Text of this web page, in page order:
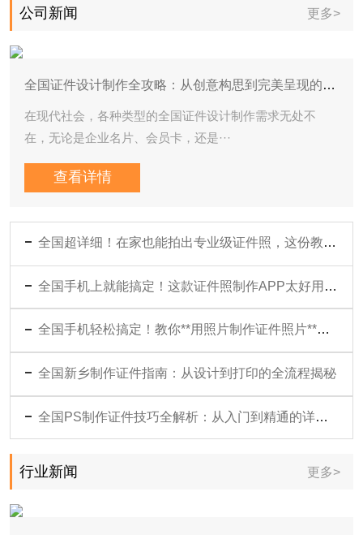
公司新闻 更多>
全国证件设计制作全攻略：从创意构思到完美呈现的专业技巧分享
在现代社会，各种类型的全国证件设计制作需求无处不
在，无论是企业名片、会员卡，还是···
查看详情
全国超详细！在家也能拍出专业级证件照，这份教程你值得收藏
全国手机上就能搞定！这款证件照制作APP太好用了，省时又省钱
全国手机轻松搞定！教你**用照片制作证件照片**超详细教程
全国新乡制作证件指南：从设计到打印的全流程揭秘
全国PS制作证件技巧全解析：从入门到精通的详细指南
行业新闻 更多>